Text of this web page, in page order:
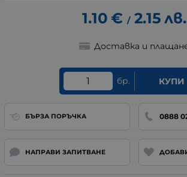
1.10 € / 2.15 лв.
Доставка и
бр. КУПИ
БЪРЗА ПОРЪЧКА 0888
НАПРАВИ ЗАПИТВАНЕ